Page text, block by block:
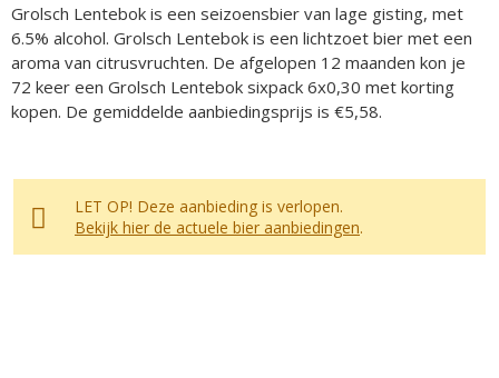
Grolsch Lentebok is een seizoensbier van lage gisting, met
6.5% alcohol. Grolsch Lentebok is een lichtzoet bier met een
aroma van citrusvruchten. De afgelopen 12 maanden kon je
72 keer een Grolsch Lentebok sixpack 6x0,30 met korting
kopen. De gemiddelde aanbiedingsprijs is €5,58.
LET OP! Deze aanbieding is verlopen.
Bekijk hier de actuele bier aanbiedingen.